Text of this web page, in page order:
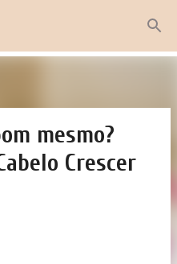
principal
mesmo?
Crescer